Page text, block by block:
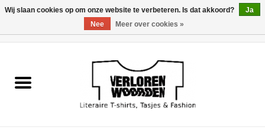
Heren
Wij slaan cookies op om onze website te verbeteren. Is dat akkoord?
Ja
Nee
Meer over cookies »